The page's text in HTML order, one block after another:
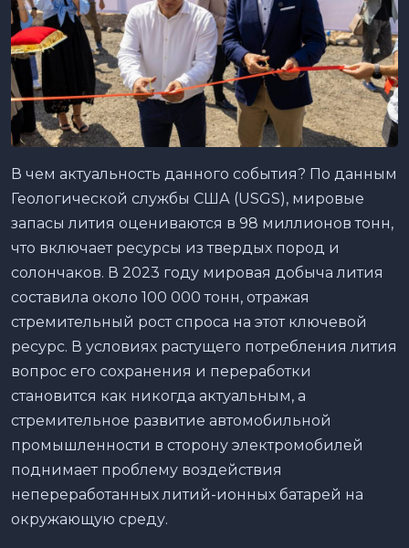
В чем актуальность данного события? По данным
Геологической службы США (USGS), мировые
запасы лития оцениваются в 98 миллионов тонн,
что включает ресурсы из твердых пород и
солончаков. В 2023 году мировая добыча лития
составила около 100 000 тонн, отражая
стремительный рост спроса на этот ключевой
ресурс. В условиях растущего потребления лития
вопрос его сохранения и переработки
становится как никогда актуальным, а
стремительное развитие автомобильной
промышленности в сторону электромобилей
поднимает проблему воздействия
непереработанных литий-ионных батарей на
окружающую среду.